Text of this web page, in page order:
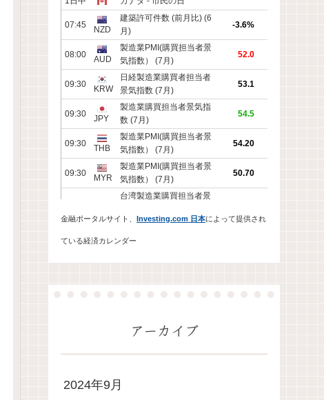
金融ポータルサイト、 Investing.com 日本によって提供され
ている経済カレンダー
アーカイブ
2024年9月